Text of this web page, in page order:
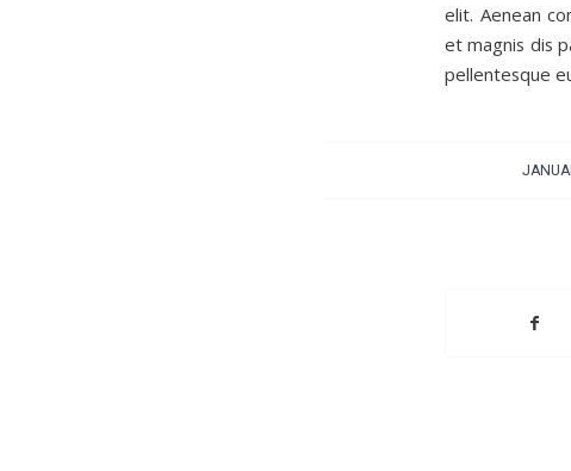
elit. Aenean
et magnis dis
pellentesque